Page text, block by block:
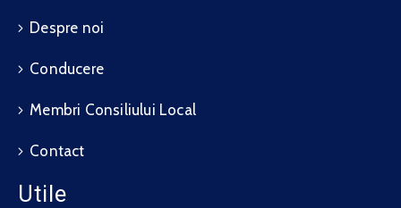
Despre noi
Conducere
Membri Consiliului Local
Contact
Utile